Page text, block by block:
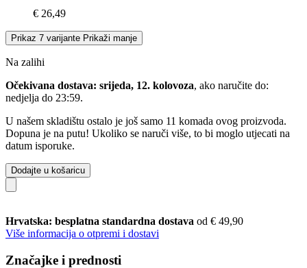
€ 26,49
Prikaz 7 varijante Prikaži manje
Na zalihi
Očekivana dostava: srijeda, 12. kolovoza, ako naručite do:
nedjelja do 23:59.
U našem skladištu ostalo je još samo 11 komada ovog proizvoda.
Dopuna je na putu! Ukoliko se naruči više, to bi moglo utjecati na
datum isporuke.
Dodajte u košaricu
Hrvatska: besplatna standardna dostava od € 49,90
Više informacija o otpremi i dostavi
Značajke i prednosti